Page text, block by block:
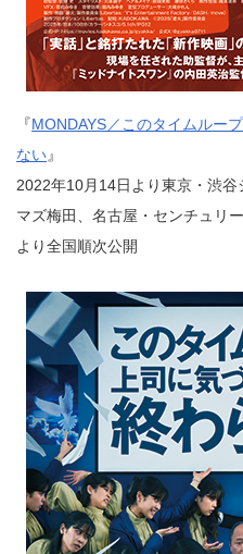
『MONDAYS／このタイムルー
ない』
2022年10月14日より東京・渋
マズ梅田、名古屋・センチュリ
より全国順次公開